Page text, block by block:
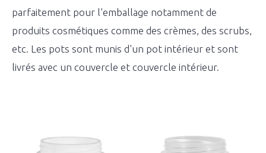
parfaitement pour l'emballage notamment de
produits cosmétiques comme des crèmes, des scrubs,
etc. Les pots sont munis d'un pot intérieur et sont
livrés avec un couvercle et couvercle intérieur.